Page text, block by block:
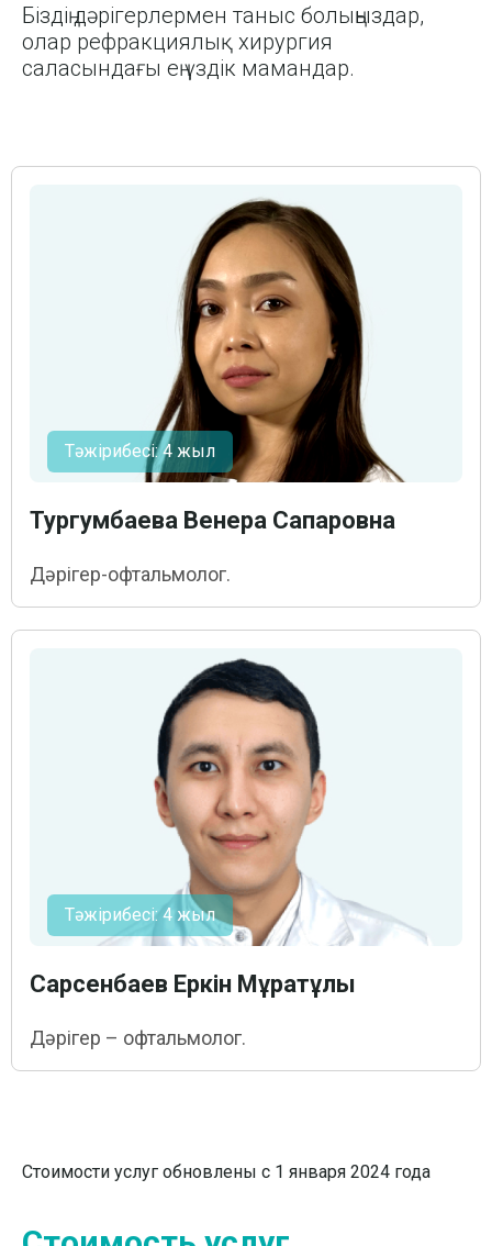
Біздің дәрігерлермен таныс болыңыздар,
олар рефракциялық хирургия
саласындағы ең үздік мамандар.
Тәжірибесі: 4 жыл
Тургумбаева Венера Сапаровна
Дәрігер-офтальмолог.
Тәжірибесі: 4 жыл
Сарсенбаев Еркін Мұратұлы
Дәрігер – офтальмолог.
Стоимости услуг обновлены с 1 января 2024 года